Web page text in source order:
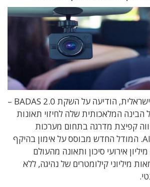
החצי ישראלית, הודיעה על השקת BADAS 2.0 –
המלאכותית שלה לחיזוי תאונות
קפיצת מדרגה בתחום מערכות
הבטיחות מבוססות AI. המודל החדש מבוסס על אימון בהיקף
רחב במיוחד של כ-2 מיליון אירועי סיכון ותאונה מהעולם
מיליוני קילומטרים של נהיגה, ללא